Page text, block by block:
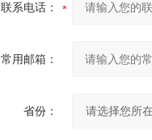
联系电话：
常用邮箱：
省份：